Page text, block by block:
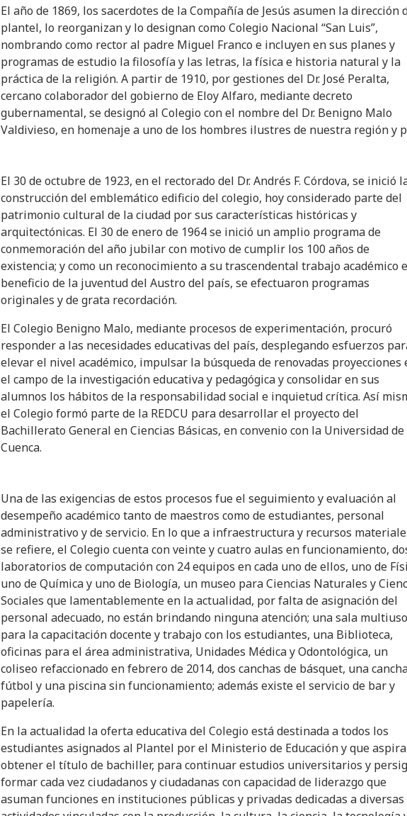
El año de 1869, los sacerdotes de la Compañía de Jesús asumen la dirección
plantel, lo reorganizan y lo designan como Colegio Nacional “San Luis”,
nombrando como rector al padre Miguel Franco e incluyen en sus planes y
programas de estudio la filosofía y las letras, la física e historia natural y la
práctica de la religión. A partir de 1910, por gestiones del Dr. José Peralta,
cercano colaborador del gobierno de Eloy Alfaro, mediante decreto
gubernamental, se designó al Colegio con el nombre del Dr. Benigno Malo
Valdivieso, en homenaje a uno de los hombres ilustres de nuestra región y
El 30 de octubre de 1923, en el rectorado del Dr. Andrés F. Córdova, se inició
construcción del emblemático edificio del colegio, hoy considerado parte del
patrimonio cultural de la ciudad por sus características históricas y
arquitectónicas. El 30 de enero de 1964 se inició un amplio programa de
conmemoración del año jubilar con motivo de cumplir los 100 años de
existencia; y como un reconocimiento a su trascendental trabajo académico
beneficio de la juventud del Austro del país, se efectuaron programas
originales y de grata recordación.
El Colegio Benigno Malo, mediante procesos de experimentación, procuró
responder a las necesidades educativas del país, desplegando esfuerzos
elevar el nivel académico, impulsar la búsqueda de renovadas proyecciones
el campo de la investigación educativa y pedagógica y consolidar en sus
alumnos los hábitos de la responsabilidad social e inquietud crítica. Así
el Colegio formó parte de la REDCU para desarrollar el proyecto del
Bachillerato General en Ciencias Básicas, en convenio con la Universidad de
Cuenca.
Una de las exigencias de estos procesos fue el seguimiento y evaluación al
desempeño académico tanto de maestros como de estudiantes, personal
administrativo y de servicio. En lo que a infraestructura y recursos
se refiere, el Colegio cuenta con veinte y cuatro aulas en funcionamiento,
laboratorios de computación con 24 equipos en cada uno de ellos, uno de
uno de Química y uno de Biología, un museo para Ciencias Naturales y
Sociales que lamentablemente en la actualidad, por falta de asignación del
personal adecuado, no están brindando ninguna atención; una sala multiuso
para la capacitación docente y trabajo con los estudiantes, una Biblioteca,
oficinas para el área administrativa, Unidades Médica y Odontológica, un
coliseo refaccionado en febrero de 2014, dos canchas de básquet, una
fútbol y una piscina sin funcionamiento; además existe el servicio de bar y
papelería.
En la actualidad la oferta educativa del Colegio está destinada a todos los
estudiantes asignados al Plantel por el Ministerio de Educación y que
obtener el título de bachiller, para continuar estudios universitarios y
formar cada vez ciudadanos y ciudadanas con capacidad de liderazgo que
asuman funciones en instituciones públicas y privadas dedicadas a diversas